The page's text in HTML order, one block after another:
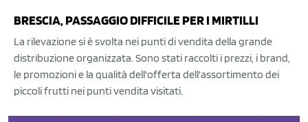
BRESCIA, PASSAGGIO DIFFICILE PER I MIRTILLI
La rilevazione si è svolta nei punti di vendita della grande
distribuzione organizzata. Sono stati raccolti i prezzi, i brand,
le promozioni e la qualità dell'offerta dell'assortimento dei
piccoli frutti nei punti vendita visitati.